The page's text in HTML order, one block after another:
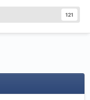
121